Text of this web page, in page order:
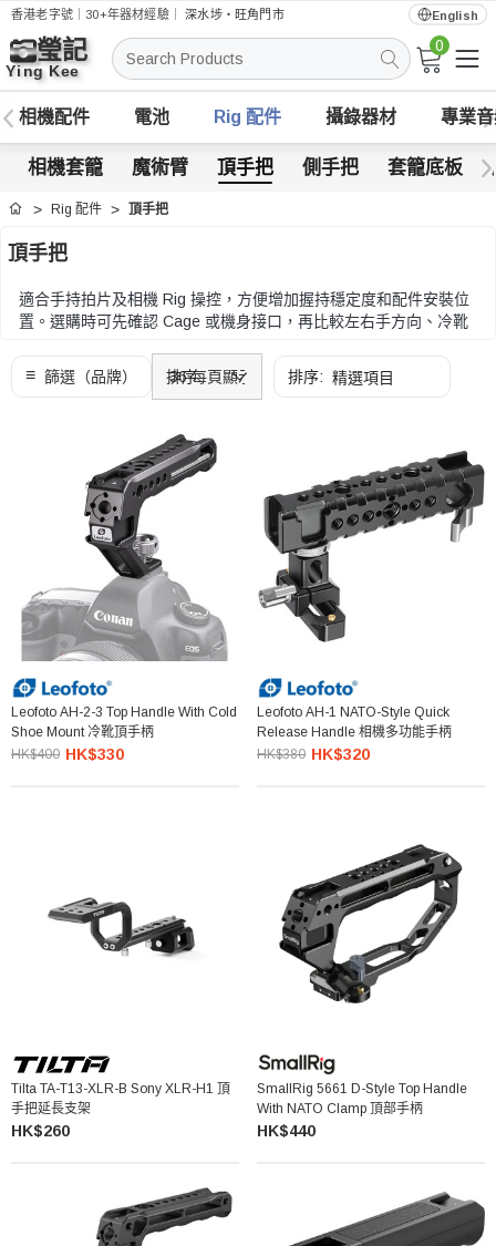
香港老字號｜30+年器材經驗｜深水埗・旺角門市 English
搜
索
0
相機配件 電池 Rig 配件 攝錄器材 專業
相機套籠 魔術臂 頂手把 側手把 套籠底板
首頁 Rig 配件 頂手把
頂手把
適合手持拍片及相機 Rig 操控，方便增加握持穩定度和配件安裝位
置。選購時可先確認 Cage 或機身接口，再比較左右手方向、冷靴
選購時可先確認 Cage 或機身接口，再比較左右手方向、冷靴位、
螺絲孔、握感和承重。
Leofoto AH-2-3 Top Handle With Cold
Shoe Mount 冷靴頂手柄
HK$400 HK$330
Leofoto AH-1 NATO-Style Quick
Release Handle 相機多功能手柄
HK$380 HK$320
Tilta TA-T13-XLR-B Sony XLR-H1 頂
手把延長支架
HK$260
SmallRig 5661 D-Style Top Handle
With NATO Clamp 頂部手柄
HK$440